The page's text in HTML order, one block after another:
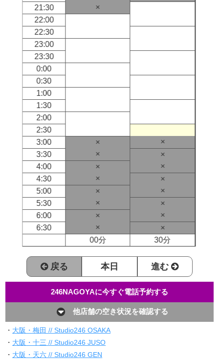
21:30
×
22:00
22:30
23:00
23:30
0:00
0:30
1:00
1:30
2:00
2:30
3:00
×
×
3:30
×
×
4:00
×
×
4:30
×
×
5:00
×
×
5:30
×
×
6:00
×
×
6:30
×
×
00分
30分
戻る 本日 進む
246NAGOYAに今すぐ電話予約する
他店舗の空き状況を確認する
・ 大阪・梅田 // Studio246 OSAKA
・ 大阪・十三 // Studio246 JUSO
・ 大阪・天六 // Studio246 GEN